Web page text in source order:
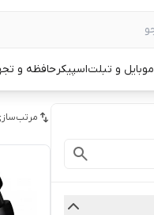
موبایل و تبلتاسپیکرحافظه و